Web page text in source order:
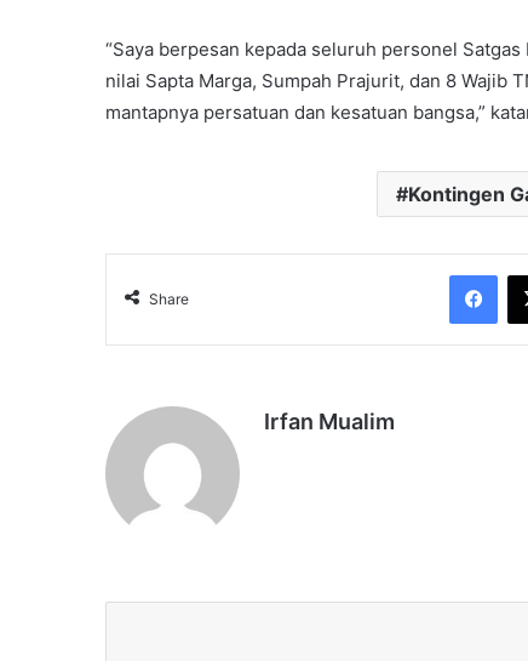
“Saya berpesan kepada seluruh personel
nilai Sapta Marga, Sumpah Prajurit, dan 8 Wajib
mantapnya persatuan dan kesatuan bangsa,”
Kontingen
Share
Irfan Mualim